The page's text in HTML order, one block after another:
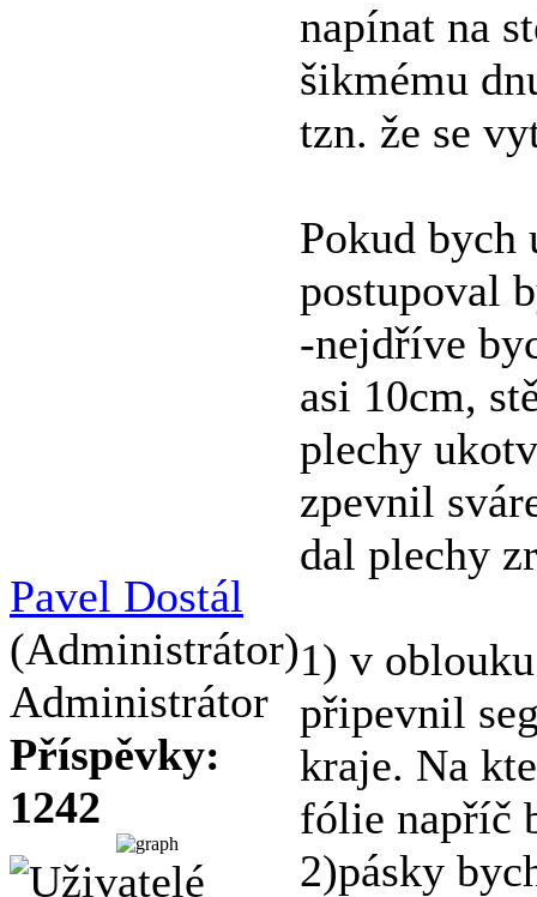
Pavel Dostál
(Administrátor)
Administrátor
Příspěvky:
1242
napínat na
šikmému
tzn. že se
Pokud bych
postupoval
-nejdříve
asi 10cm,
plechy
zpevnil
dal plechy
1) v
připevnil
kraje. Na
fólie napříč
2)pásky